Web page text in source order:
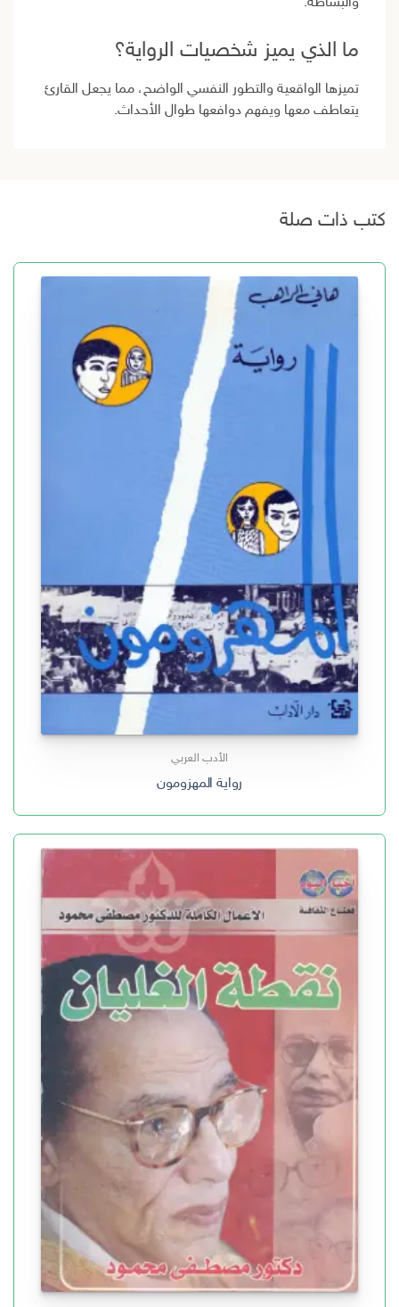
ما الذي يميز شخصيات الرواية؟
تميزها الواقعية والتطور النفسي الواضح، مما يجعل القارئ
يتعاطف معها ويفهم دوافعها طوال الأحداث.
كتب ذات صلة
الأدب العربي
رواية المهزومون